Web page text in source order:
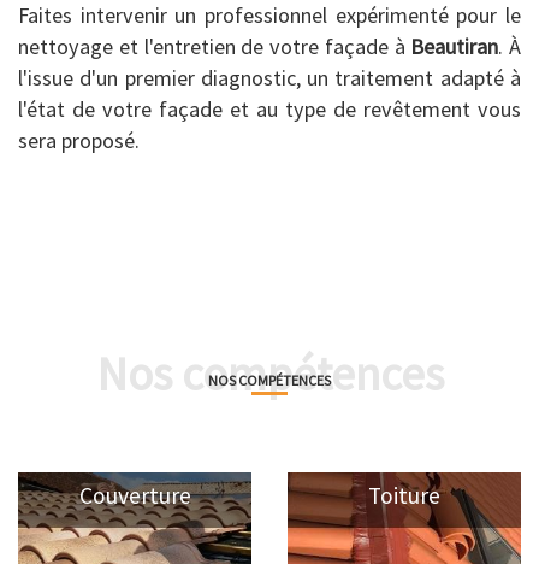
Faites intervenir un professionnel expérimenté pour le
nettoyage et l'entretien de votre façade à Beautiran. À
l'issue d'un premier diagnostic, un traitement adapté à
l'état de votre façade et au type de revêtement vous
sera proposé.
Nos compétences
NOS COMPÉTENCES
Couverture Toiture